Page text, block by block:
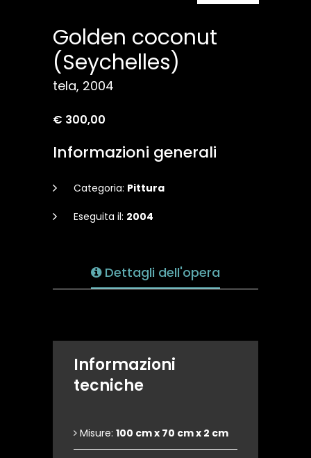
Golden coconut
(Seychelles)
tela, 2004
€ 300,00
Informazioni generali
Categoria: Pittura
Eseguita il: 2004
Dettagli dell'opera
Informazioni
tecniche
Misure: 100 cm x 70 cm x 2 cm